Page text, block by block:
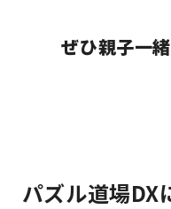
ぜひ親子一
パズル道場DX